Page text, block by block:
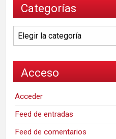
Categorías
Categorías
Acceso
Acceder
Feed de entradas
Feed de comentarios